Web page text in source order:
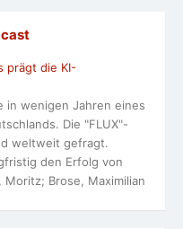
prägt die KI-
in wenigen Jahren eines
Die "FLUX"-
weltweit gefragt.
den Erfolg von
Brose, Maximilian